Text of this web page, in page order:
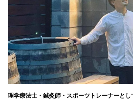
理学療法士・鍼灸師・スポーツトレーナーと